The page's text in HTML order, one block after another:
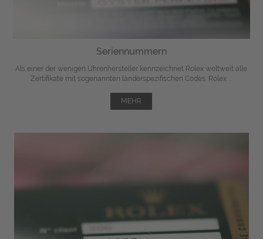
Seriennummern
Als einer der wenigen Uhrenhersteller kennzeichnet Rolex weltweit alle
Zertifikate mit sogenannten länderspezifischen Codes. Rolex ...
MEHR